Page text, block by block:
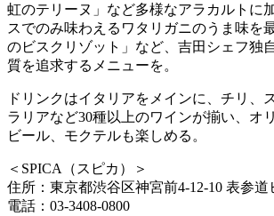
虹のテリーヌ」など多様なアラカルトに
スでのみ味わえるワタリガニのうま味を
のビスクリゾット」など、吉田シェフ独
質を追求するメニューを。
ドリンクはイタリアをメインに、チリ、
ラリアなど30種以上のワインが揃い、オ
ビール、モクテルも楽しめる。
＜SPICA（スピカ）＞
住所：東京都渋谷区神宮前4-12-10 表参道
電話：03-3408-0800